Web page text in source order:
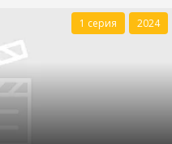
1 серия 2024